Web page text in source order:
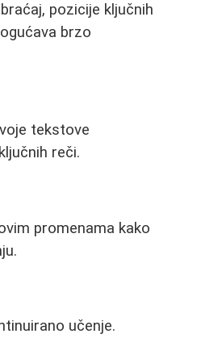
pozicije ključnih
brzo
tekstove
reči.
promenama kako
učenje.